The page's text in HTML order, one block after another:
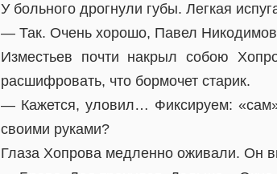
У больного дрогнули губы. Легкая
— Так. Очень хорошо, Павел
Изместьев почти накрыл собою
расшифровать, что бормочет старик.
— Кажется, уловил… Фиксируем:
своими руками?
Глаза Хопрова медленно оживали. Он